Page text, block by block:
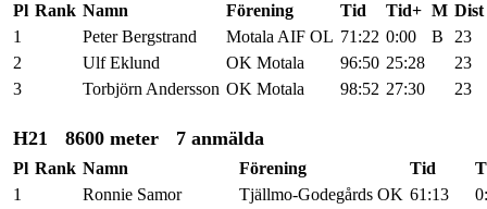
Pl Rank Namn Förening Tid Tid+ M Dist
1
Peter Bergstrand Motala AIF OL 71:22 0:00 B
23
2
Ulf Eklund OK Motala 96:50 25:28
23
3
Torbjörn Andersson OK Motala 98:52 27:30 23
H21 8600 meter 7 anmälda
Pl Rank Namn Förening Tid
1
Ronnie Samor Tjällmo-Godegårds OK 61:13